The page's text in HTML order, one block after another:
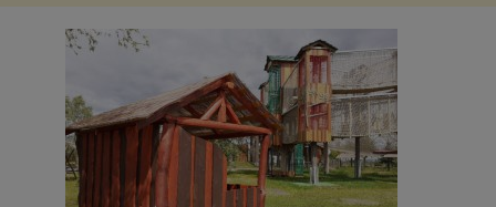
Preise & Infos
Tickets
Attraktionen